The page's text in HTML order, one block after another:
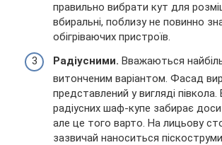
правильно вибрати кут для
вбиральні, поблизу не повинно
обігріваючих пристроїв.
Радіусними. Вважаються
витонченим варіантом. Фасад
представлений у вигляді
радіусних шаф-купе забирає
але це того варто. На лицьову
зазвичай наноситься